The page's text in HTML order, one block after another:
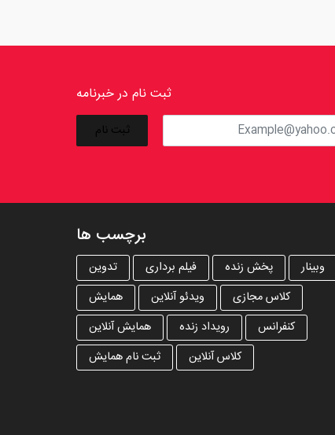
ثبت نام در خبرنامه
برچسب ها
وبینار پخش زنده فیلم برداری
تدوین
کلاس مجازی
ویدئو آنلاین
همایش
کنفرانس
رویداد زنده
همایش آنلاین
کلاس آنلاین
ثبت نام همایش